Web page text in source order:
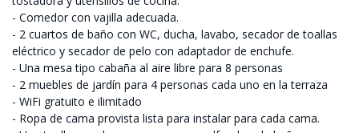
- Comedor con vajilla adecuada.
- 2 cuartos de baño con WC, ducha, lavabo, secador de toallas
eléctrico y secador de pelo con adaptador de enchufe.
- Una mesa tipo cabaña al aire libre para 8 personas
- 2 muebles de jardín para 4 personas cada uno en la terraza
- WiFi gratuito e ilimitado
- Ropa de cama provista lista para instalar para cada cama.